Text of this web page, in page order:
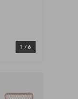
1 /6